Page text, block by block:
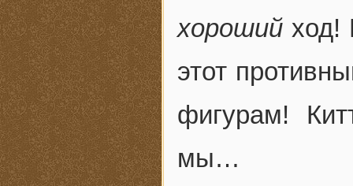
хороший ход!
этот
фигурам!
мы…